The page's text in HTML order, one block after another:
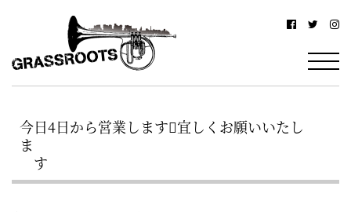
浜
グ
ス
ル
駅
北
西
口
ら
今日4日から営業します宜しくお願いいたし
ま
す